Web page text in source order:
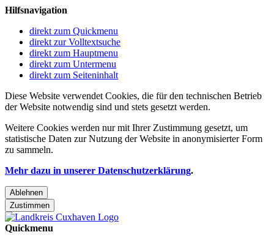
Hilfsnavigation
direkt zum Quickmenu
direkt zur Volltextsuche
direkt zum Hauptmenu
direkt zum Untermenu
direkt zum Seiteninhalt
Diese Website verwendet Cookies, die für den technischen Betrieb
der Website notwendig sind und stets gesetzt werden.
Weitere Cookies werden nur mit Ihrer Zustimmung gesetzt, um
statistische Daten zur Nutzung der Website in anonymisierter Form
zu sammeln.
Mehr dazu in unserer Datenschutzerklärung.
Ablehnen
Zustimmen
Quickmenu